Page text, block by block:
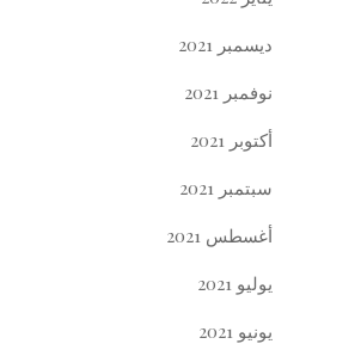
ديسمبر 2021
نوفمبر 2021
أكتوبر 2021
سبتمبر 2021
أغسطس 2021
يوليو 2021
يونيو 2021